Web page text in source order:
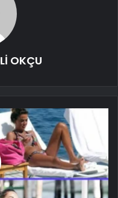
OKÇU